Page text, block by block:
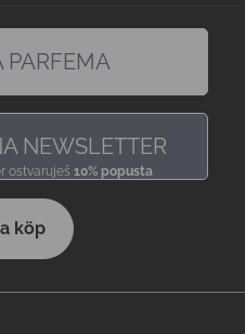
PARFEMA
NEWSLETTER
ostvaruješ 10% popusta
köp